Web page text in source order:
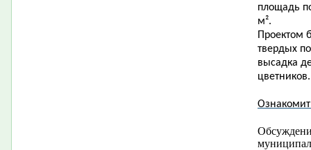
площадь
м².
Проектом
твердых
высадка
цветников.